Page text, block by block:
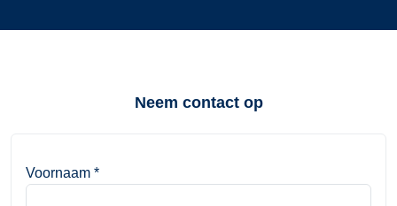
Neem contact op
Voornaam *